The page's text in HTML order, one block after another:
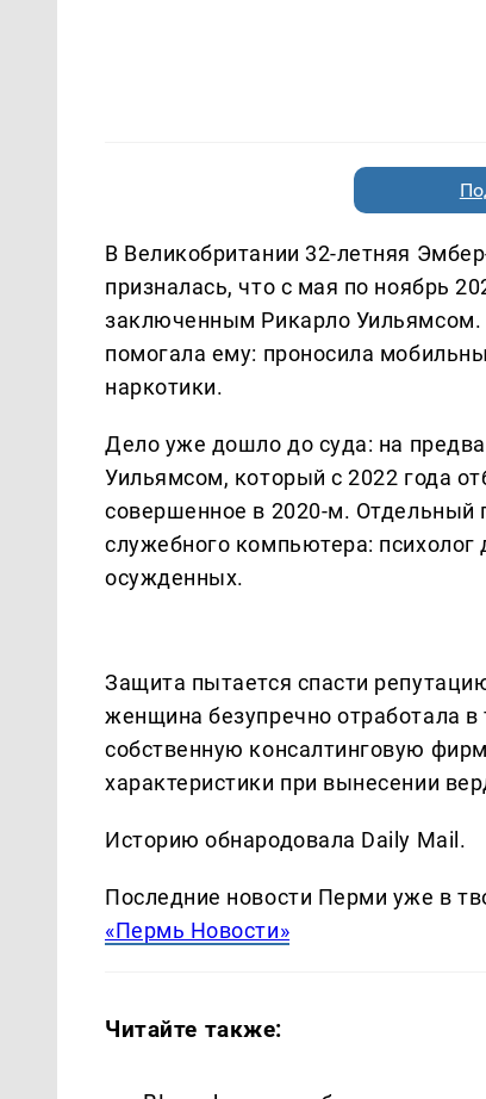
В Великобритании 32-летняя
призналась, что с мая по ноябрь
заключенным Рикарло Уильямсом.
помогала ему: проносила
наркотики.
Дело уже дошло до суда: на
Уильямсом, который с 2022 года
совершенное в 2020-м. Отдельный
служебного компьютера:
осужденных.
Защита пытается спасти
женщина безупречно отработала
собственную консалтинговую
характеристики при вынесении
Историю обнародовала Daily Mail.
Последние новости Перми уже в
«Пермь Новости»
Читайте также: